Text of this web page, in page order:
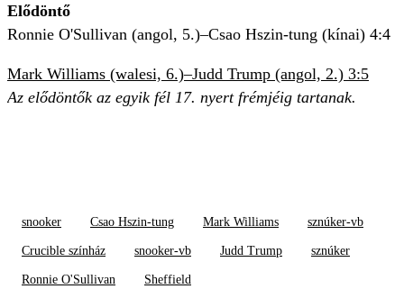
Elődöntő
Ronnie O'Sullivan (angol, 5.)–Csao Hszin-tung (kínai) 4:4
Mark Williams (walesi, 6.)–Judd Trump (angol, 2.) 3:5
Az elődöntők az egyik fél 17. nyert frémjéig tartanak.
snooker Csao Hszin-tung Mark Williams sznúker-vb
Crucible színház snooker-vb Judd Trump sznúker
Ronnie O'Sullivan Sheffield